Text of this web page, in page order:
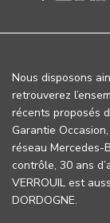
Nous disposons
retrouverez
récents proposés
Garantie
réseau Mercedes-
contrôle, 30 ans
VERROUIL est
DORDOGNE.